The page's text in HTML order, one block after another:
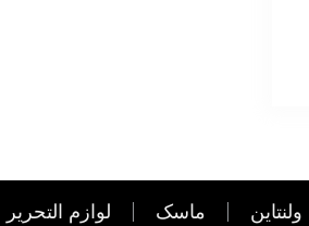
ولنتاین ماسک لوازم التحریر